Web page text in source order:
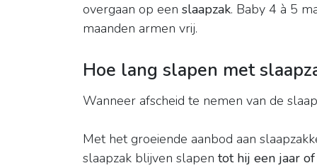
overgaan op een slaapzak. Baby 4 à 5
maanden armen vrij.
Hoe lang slapen met
Wanneer afscheid te nemen van de
Met het groeiende aanbod aan
slaapzak blijven slapen tot hij een jaar